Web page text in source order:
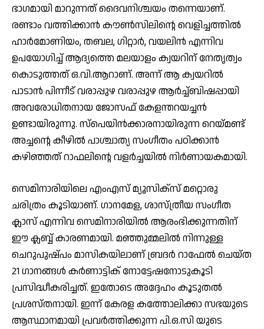
ഭാഗമായി മാറുന്നത് ദൈവനിശ്ചയം തന്നെയാണ്.
രണ്ടാം വത്തിക്കാന്‍ കൗണ്‍സിലിന്റെ വെളിച്ചത്തില്‍
ഹാര്‍മോണിയം, തബല, ഗിറ്റാര്‍, വയലിന്‍ എന്നിവ
ഉപയോഗിച്ച് ആദ്യത്തെ മലയാളം ക്വയറിന് നേതൃത്വം
കൊടുത്തത് ഒ.വി.ആറാണ്. അന്ന് ആ ക്വയറില്‍
പാടാന്‍ പിന്നീട് വരാപ്പുഴ വരാപ്പുഴ ആര്‍ച്ച്ബിഷപ്പായി
അവരോധിതനായ ജോസഫ് കേളന്തറയച്ചന്‍
ഉണ്ടായിരുന്നു. സ്‌പെയിന്‍ക്കാരനായിരുന്ന റെയ്മണ്ട്
അച്ചന്റെ കീഴില്‍ പാശ്ചാത്യ സംഗീതം പഠിക്കാന്‍
കഴിഞ്ഞത് റാഫലിന്റെ വളര്‍ച്ചയില്‍ നിര്‍ണായകമായി.
സെമിനാരിയിലെ എംഎസ് മ്യൂസിക്‌സ് മറ്റൊരു
ചരിത്രം കൂടിയാണ്. ഗാനമേള, ശാസ്ത്രീയ സംഗീത
ക്ലാസ് എന്നിവ സെമിനാരിയില്‍ ആരംഭിക്കുന്നതിന്
ഈ ക്ലബ്ബ് കാരണമായി. മഞ്ഞുമ്മലില്‍ നിന്നുള്ള
ചെറുപുഷ്പം മാസികയിലാണ് ബ്രദര്‍ റാഫേല്‍ ചെയ്ത
21 ഗാനങ്ങള്‍ കര്‍ണാട്ടിക് നോട്ടേഷനോടുകൂടി
പ്രസിദ്ധീകരിച്ചത്. ഇതോടെ അദ്ദേഹം കൂടുതല്‍
പ്രശസ്തനായി. ഇന്ന് കേരള കത്തോലിക്കാ സഭയുടെ
ആസ്ഥാനമായി പ്രവര്‍ത്തിക്കുന്ന പി.ഒ.സി യുടെ